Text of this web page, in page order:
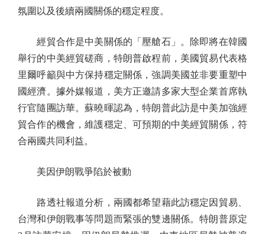
氛圍以及後續兩國關係的穩定程度。
經貿合作是中美關係的「壓艙石」。除即將在韓國
舉行的中美經貿磋商，特朗普啟程前，美國貿易代表格
里爾呼籲與中方保持穩定關係，強調美國並非要重塑中
國經濟。據外媒報道，美方正邀請多家大型企業首席執
行官隨團訪華。蘇曉暉認為，特朗普此訪是中美加強經
貿合作的機會，維護穩定、可預期的中美經貿關係，符
合兩國共同利益。
美因伊朗戰爭陷於被動
路透社報道分析，兩國都希望藉此訪穩定因貿易、
台灣和伊朗戰事等問題而緊張的雙邊關係。特朗普原定